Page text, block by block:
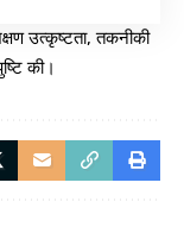
उत्कृष्टता, तकनीकी
की।